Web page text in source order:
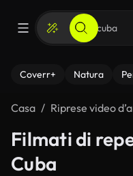
Coverr+ Natura
Casa Riprese video
Filmati di
Cuba